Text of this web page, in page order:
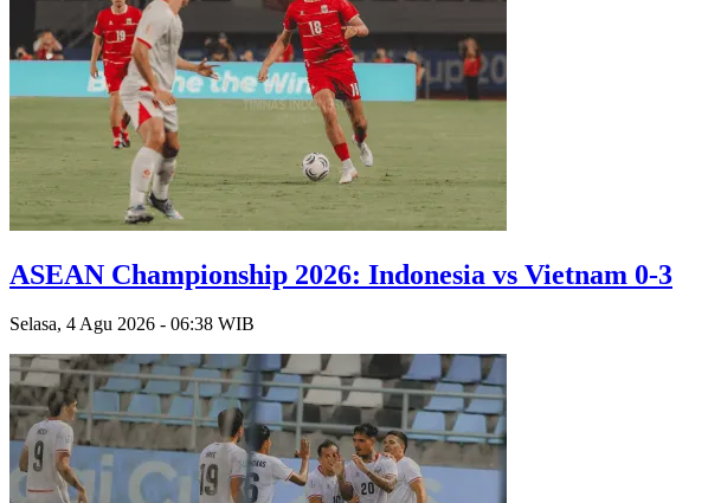
ASEAN Championship 2026: Indonesia vs Vietnam 0-3
Selasa, 4 Agu 2026 - 06:38 WIB